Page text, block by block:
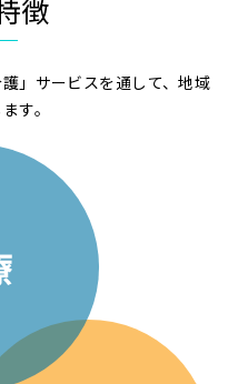
徴
」サービスを通して、地域
す。